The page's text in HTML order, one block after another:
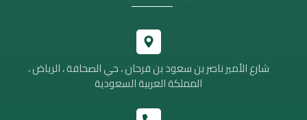
شارع الأمير ناصر بن سعود بن فرحان ، حي الصحافة ، الرياض ،
المملكة العربية السعودية